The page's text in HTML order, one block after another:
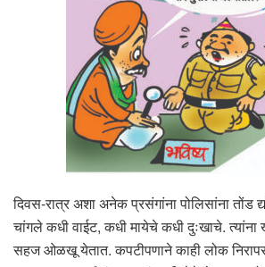
दिवस-रात्र अशा अनेक प्रसंगांना पोलिसांना तोंड
चांगले कधी वाईट, कधी मायेचे कधी दुःखाचे. त्यांना
सहज ओळखू येतात. कपटीपणाने काही लोक